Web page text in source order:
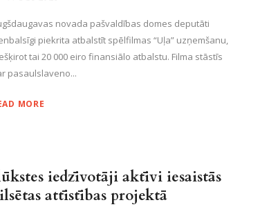
novada pašvaldības domes deputāti
piekrita atbalstīt spēlfilmas “Uļa” uzņemšanu,
tai 20 000 eiro finansiālo atbalstu. Filma stāstīs
pasaulslaveno...
MORE
iedzīvotāji aktīvi iesaistās
attīstības projektā